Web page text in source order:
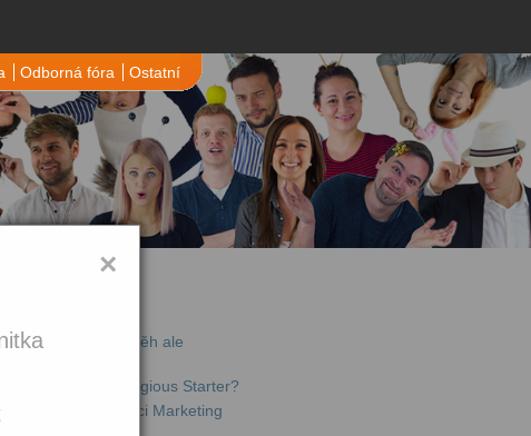
×
Odborná fóra Ostatní
jde offline – příběh ale
chytili na Contagious Starter?
jsme konferenci Marketing